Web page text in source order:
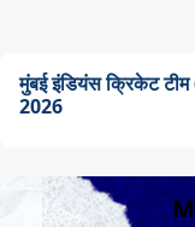
मुंबई इंडियंस क्रिकेट
2026